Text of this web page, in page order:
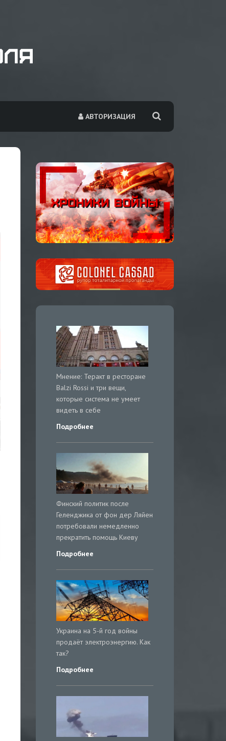
АВТОРИЗАЦИЯ
Мнение: Теракт в ресторане
Balzi Rossi и три вещи,
которые система не умеет
видеть в себе
Подробнее
Финский политик после
Геленджика от фон дер Ляйен
потребовали немедленно
прекратить помощь Киеву
Подробнее
Украина на 5-й год войны
продаёт электроэнергию. Как
так?
Подробнее